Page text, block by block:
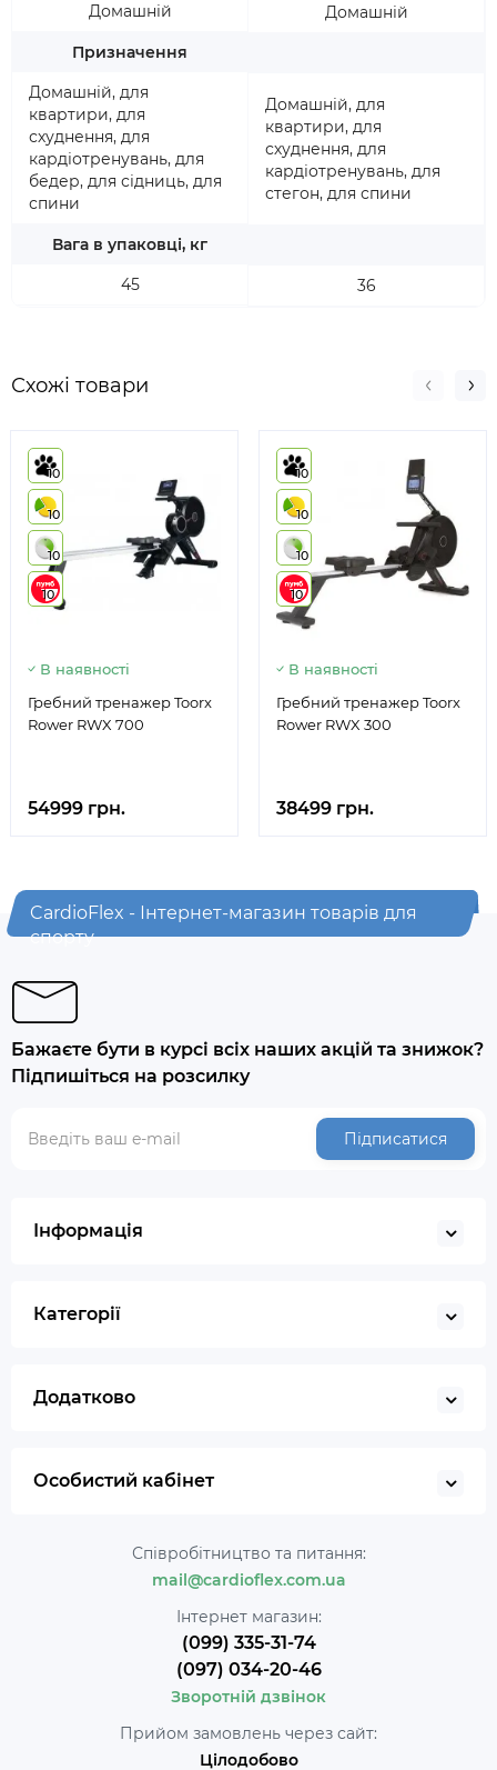
Домашній
Призначення
Домашній, для
квартири, для
схуднення, для
кардіотренувань, для
бедер, для сідниць, для
спини
Вага в упаковці, кг
45
Домашній
Домашній, для
квартири, для
схуднення, для
кардіотренувань, для
стегон, для спини
36
Схожі товари
10
10
10
10
В наявності
Гребний тренажер Toorx
Rower RWX 700
54999 грн.
10
10
10
10
В наявності
Гребний тренажер Toorx
Rower RWX 300
38499 грн.
CardioFlex - Інтернет-магазин товарів для
спорту
Бажаєте бути в курсі всіх наших акцій та знижок?
Підпишіться на розсилку
Підписатися
Інформація
Категорії
Додатково
Особистий кабінет
Співробітництво та питання:
mail@cardioflex.com.ua
Інтернет магазин:
(099) 335-31-74
(097) 034-20-46
Зворотній дзвінок
Прийом замовлень через сайт:
Цілодобово